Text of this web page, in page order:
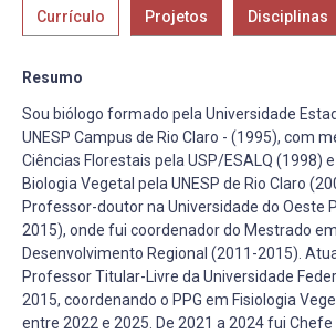
Currículo Projetos Disciplinas
Resumo
Sou biólogo formado pela Universidade
UNESP Campus de Rio Claro - (1995), com
Ciências Florestais pela USP/ESALQ (1998)
Biologia Vegetal pela UNESP de Rio Claro
Professor-doutor na Universidade do Oeste
2015), onde fui coordenador do Mestrado
Desenvolvimento Regional (2011-2015).
Professor Titular-Livre da Universidade
2015, coordenando o PPG em Fisiologia
entre 2022 e 2025. De 2021 a 2024 fui Chefe